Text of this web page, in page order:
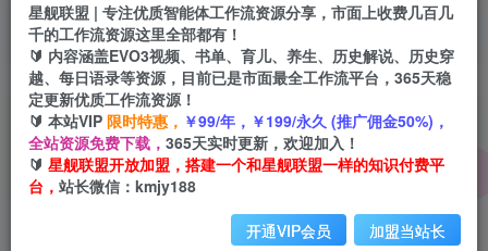
站长招募
推荐
项目周期预估10年
星舰联盟 | 专注优质智能体工作流资源分享，市面上收费几百几
千的工作流资源这里全部都有！
🔰 内容涵盖EVO3视频、书单、育儿、养生、历史解说、历史穿
越、每日语录等资源，目前已是市面最全工作流平台，365天稳
定更新优质工作流资源！
🔰 本站VIP 限时特惠， ￥99/年，￥199/永久 (推广佣金50%)，
全站资源免费下载， 365天实时更新，欢迎加入！
🔰 星舰联盟开放加盟，搭建一个和星舰联盟一样的知识付费平
台， 站长微信：kmjy188
开通VIP会员 加盟当站长